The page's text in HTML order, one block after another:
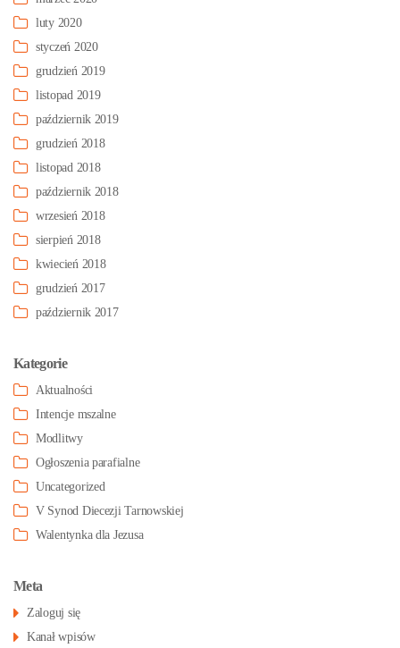
luty 2020
styczeń 2020
grudzień 2019
listopad 2019
październik 2019
grudzień 2018
listopad 2018
październik 2018
wrzesień 2018
sierpień 2018
kwiecień 2018
grudzień 2017
październik 2017
Kategorie
Aktualności
Intencje mszalne
Modlitwy
Ogłoszenia parafialne
Uncategorized
V Synod Diecezji Tarnowskiej
Walentynka dla Jezusa
Meta
Zaloguj się
Kanał wpisów